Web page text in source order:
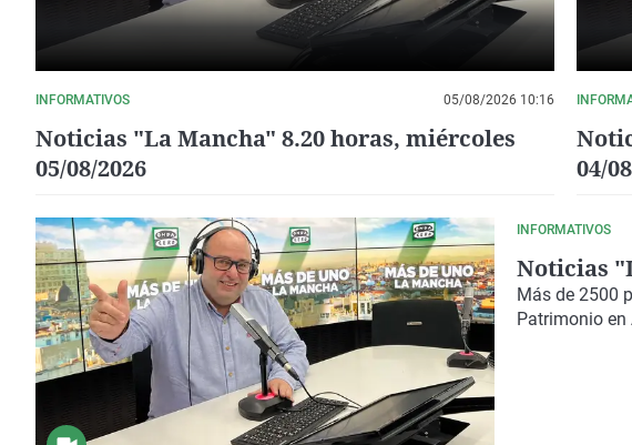
INFORMATIVOS 05/08/2026 10:16
Noticias "La Mancha" 8.20 horas, miércoles
05/08/2026
04/
INFORMATIVOS
Noticias
Más de 2500
Patrimonio en